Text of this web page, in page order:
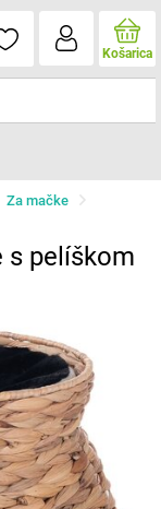
Košarica
Za mačke
s pelíškom